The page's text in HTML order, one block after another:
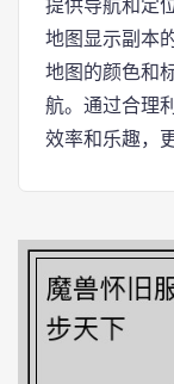
提供导航和定
地图显示副本
地图的颜色和
航。通过合理
效率和乐趣，